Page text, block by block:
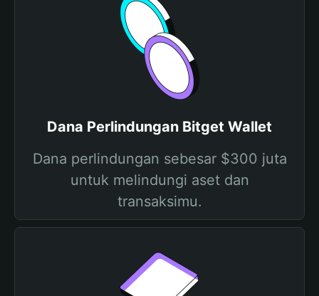
Dana Perlindungan Bitget Wallet
Dana perlindungan sebesar $300 juta
untuk melindungi aset dan
transaksimu.